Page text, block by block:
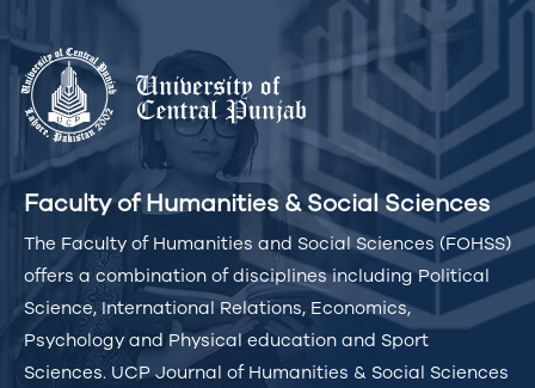
Faculty of Humanities & Social Sciences
The Faculty of Humanities and Social Sciences (FOHSS)
offers a combination of disciplines including Political
Science, International Relations, Economics,
Psychology and Physical education and Sport
Sciences. UCP Journal of Humanities & Social Sciences